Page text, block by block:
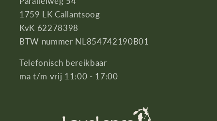
1759 LK Callantsoog
KvK 62278398
BTW nummer NL854742190B01
Telefonisch bereikbaar
ma t/m vrij 11:00 - 17:00